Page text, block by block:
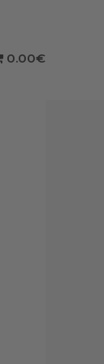
0.00€